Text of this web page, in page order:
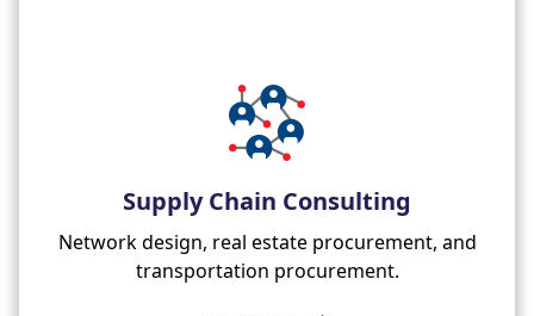
Supply Chain Consulting
Network design, real estate procurement, and
transportation procurement.